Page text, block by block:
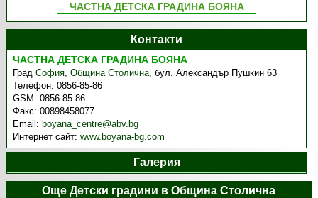
ЧАСТНА ДЕТСКА ГРАДИНА БОЯНА
Контакти
ЧАСТНА ДЕТСКА ГРАДИНА БОЯНА
ГрадСофия,Община Столична,бул. Александър Пушкин 63
Телефон:0856-85-86
GSM:0856-85-86
Факс:00898458077
Email: boyana_centre@abv.bg
Интернет сайт:www.boyana-bg.com
Галерия
Още Детски градини в Община Столична